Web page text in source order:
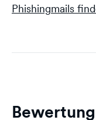
Phishingmails